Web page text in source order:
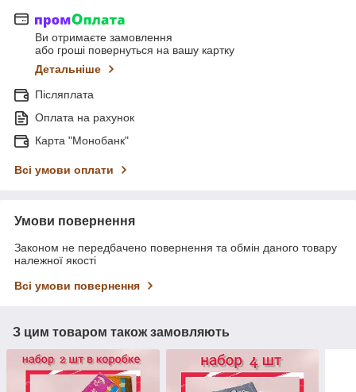
Ви отримаєте замовлення
або гроші повернуться на вашу картку
Детальніше
Післяплата
Оплата на рахунок
Карта "Монобанк"
Всі умови оплати
Умови повернення
Законом не передбачено повернення та обмін даного товару
належної якості
Всі умови повернення
З цим товаром також замовляють